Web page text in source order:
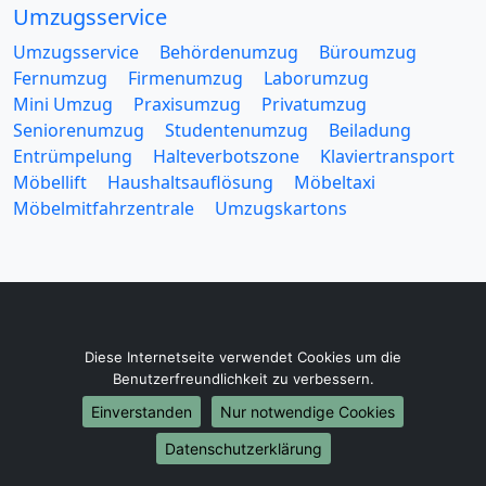
Umzugsservice
Umzugsservice Behördenumzug
Büroumzug
Fernumzug
Firmenumzug
Laborumzug
Mini Umzug
Praxisumzug
Privatumzug
Seniorenumzug
Studentenumzug
Beiladung
Entrümpelung
Halteverbotszone
Klaviertransport
Möbellift
Haushaltsauflösung
Möbeltaxi
Möbelmitfahrzentrale
Umzugskartons
Europa-Umzüge
Umzug von Fürth nach Belarus
Umzug von Fürth nach Belgien
Umzug von Fürth nach Bulgarien
Umzug von Fürth nach Dänemark
Diese Internetseite verwendet Cookies um die
Benutzerfreundlichkeit zu verbessern.
Einverstanden
Nur notwendige Cookies
Datenschutzerklärung